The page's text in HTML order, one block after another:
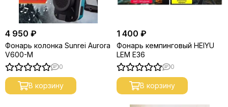
4 950 ₽
Фонарь колонка Sunrei Aurora
V600-M
0
В корзину
1 400 ₽
Фонарь кемпинговый HEIYU
LEM E36
0
В корзину